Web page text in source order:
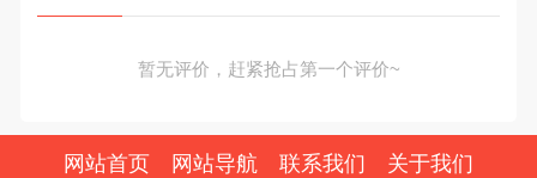
暂无评价，赶紧抢占第一个评价~
网站首页 网站导航 联系我们 关于我们